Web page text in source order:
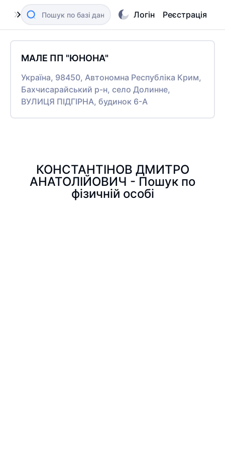
Логін Реєстрація
МАЛЕ ПП "ЮНОНА"
Україна, 98450, Автономна Республіка Крим,
Бахчисарайський р-н, село Долинне,
ВУЛИЦЯ ПІДГІРНА, будинок 6-А
КОНСТАНТІНОВ ДМИТРО
АНАТОЛІЙОВИЧ - Пошук по
фізичній особі